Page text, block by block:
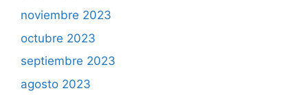
noviembre 2023
octubre 2023
septiembre 2023
agosto 2023